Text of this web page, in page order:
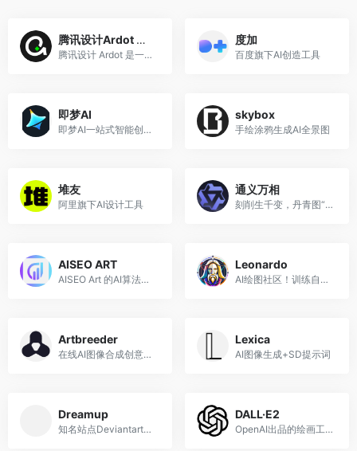
腾讯设计Ardot — AI 驱动的智能设计工具
腾讯设计 Ardot 是一款 AI 驱动的智能设计工具。支持文生 UI、图片转设计稿、矢量编辑、动态布局系统、设计系统管理，以及从设计到开发的完整交付流程。免费使用，支持 macOS 客户端和网页端。
度加
百度旗下AI创造工具
即梦AI
即梦AI一站式智能创作平台，即刻造梦。提供AI绘画和AIGC视频创作体验，拥有激发无限创作灵感的社区。让即梦AI开启您的智能创作之旅，探索梦境实现的无限可能！
skybox
手绘涂鸦生成AI全景图
堆友
阿里旗下AI设计工具
通义万相
刻削生千变，丹青图“万相”。我是通义万相，一个不断进化的AI绘画创作模型
AISEO ART
AISEO Art 的AI算法按照分类进行过细致的训练
Leonardo
AI绘图社区！训练自己的游戏资产模型
Artbreeder
在线AI图像合成创意工具
Lexica
AI图像生成+SD提示词
Dreamup
知名站点Deviantart发布的AI绘画工具
DALL·E2
OpenAI出品的绘画工具